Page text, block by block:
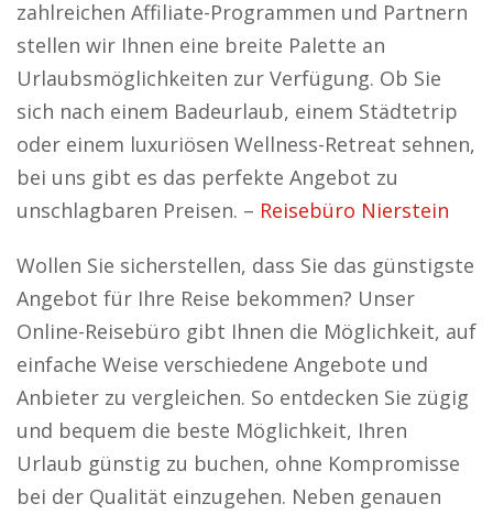
zahlreichen Affiliate-Programmen und Partnern
stellen wir Ihnen eine breite Palette an
Urlaubsmöglichkeiten zur Verfügung. Ob Sie
sich nach einem Badeurlaub, einem Städtetrip
oder einem luxuriösen Wellness-Retreat sehnen,
bei uns gibt es das perfekte Angebot zu
unschlagbaren Preisen. – Reisebüro Nierstein
Wollen Sie sicherstellen, dass Sie das günstigste
Angebot für Ihre Reise bekommen? Unser
Online-Reisebüro gibt Ihnen die Möglichkeit, auf
einfache Weise verschiedene Angebote und
Anbieter zu vergleichen. So entdecken Sie zügig
und bequem die beste Möglichkeit, Ihren
Urlaub günstig zu buchen, ohne Kompromisse
bei der Qualität einzugehen. Neben genauen